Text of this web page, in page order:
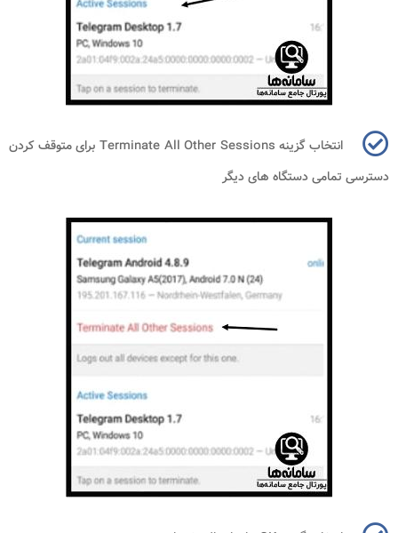
انتخاب گزینه Terminate All Other Sessions برای متوقف کردن
دسترسی تمامی دستگاه های دیگر